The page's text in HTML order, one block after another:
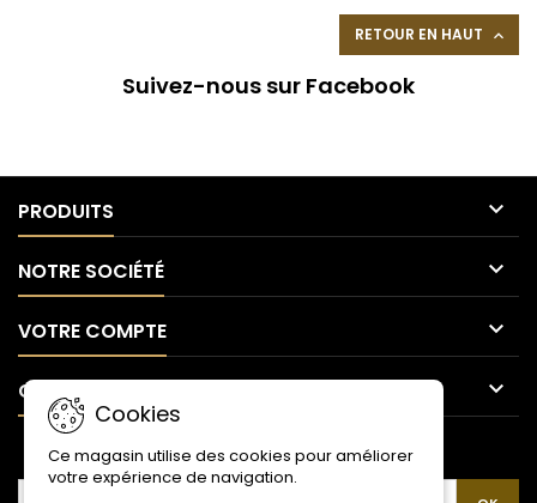
RETOUR EN HAUT 
Suivez-nous sur Facebook
PRODUITS 
NOTRE SOCIÉTÉ 
VOTRE COMPTE 
CONTACT 
Cookies
Ce magasin utilise des cookies pour améliorer
votre expérience de navigation.
LETTRE D'INFORMATIONS